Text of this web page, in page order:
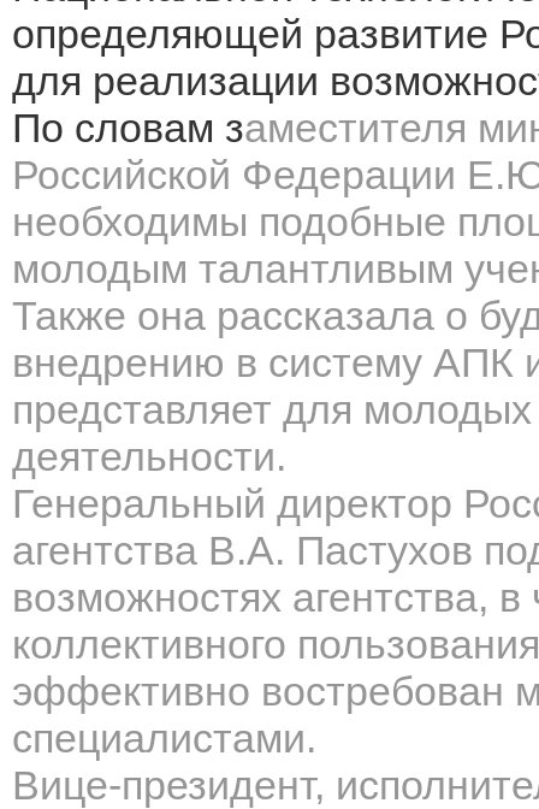
определяющей развитие
для реализации
По словам заместителя
Российской Федерации
необходимы подобные
молодым талантливым
Также она рассказала о
внедрению в систему АПК
представляет для
деятельности.
Генеральный директор
агентства В.А. Пастухов
возможностях агентства,
коллективного
эффективно востребован
специалистами.
Вице-президент,